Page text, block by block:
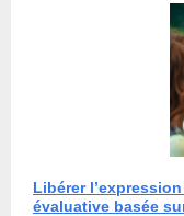
Libérer
évaluative basée